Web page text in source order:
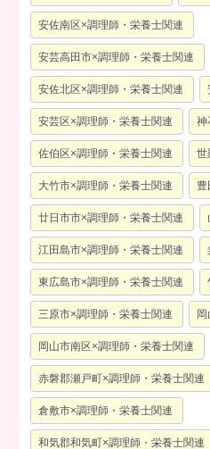
安佐南区×調理師・栄養士関連
安芸高田市×調理師・栄養士関連
安佐北区×調理師・栄養士関連
安芸区×調理師・栄養士関連 神
佐伯区×調理師・栄養士関連 世
大竹市×調理師・栄養士関連 豊
廿日市市×調理師・栄養士関連
江田島市×調理師・栄養士関連
東広島市×調理師・栄養士関連
三原市×調理師・栄養士関連 岡
岡山市南区×調理師・栄養士関連
赤磐郡瀬戸町×調理師・栄養士関連
倉敷市×調理師・栄養士関連
和気郡和気町×調理師・栄養士関連